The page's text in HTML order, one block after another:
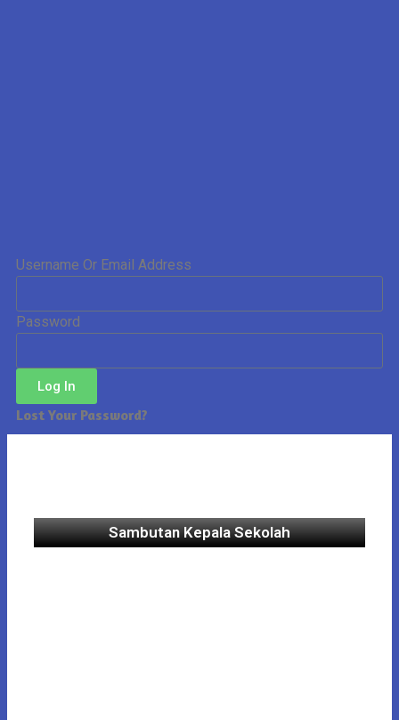
Username Or Email Address
Password
Log In
Lost Your Password?
Sambutan Kepala Sekolah